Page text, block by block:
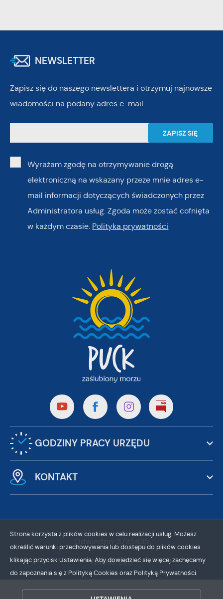
NEWSLETTER
Zapisz się do naszego newslettera i otrzymuj najnowsze
wiadomości na podany adres e-mail
Wyrażam zgodę na otrzymywanie drogą
elektroniczną na wskazany przeze mnie adres e-
mail informacji dotyczących świadczonych przez
Administratora usług. Zgoda może zostać cofnięta
w każdym czasie. Polityka prywatności
GODZINY PRACY URZĘDU
KONTAKT
Online: 295
Strona korzysta z plików cookies w celu realizacji usług. Możesz
określić warunki przechowywania lub dostępu do plików cookies
klikając przycisk Ustawienia. Aby dowiedzieć się więcej zachęcamy
do zapoznania się z Polityką Cookies oraz Polityką Prywatności.